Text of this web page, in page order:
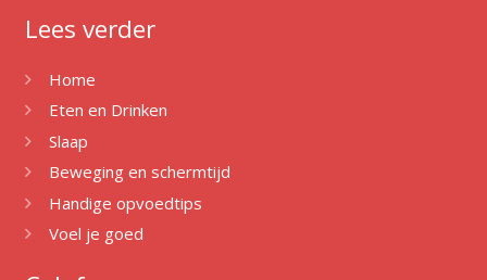
Lees verder
Home
Eten en Drinken
Slaap
Beweging en schermtijd
Handige opvoedtips
Voel je goed